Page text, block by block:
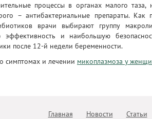
процессы в органах малого таза,
– антибактериальные препараты. Как
врачи выбирают группу
эффективность и наибольшую
после 12-й недели беременности.
симптомах и лечении микоплазмоза у
Главная Новости Статьи